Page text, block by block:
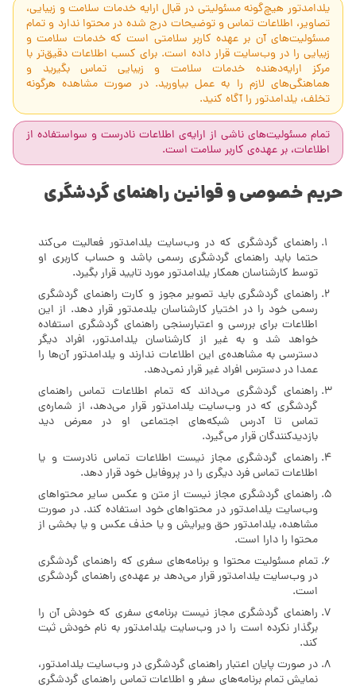
یلدامدتور هیچ‌گونه مسئولیتی در قبال ارایه خدمات سلامت و زیبایی،
تصاویر، اطلاعات تماس و توضیحات درج شده در محتوا ندارد و تمام
مسئولیت‌های آن بر عهده کاربر سلامتی است که خدمات سلامت و
زیبایی را در وب‌سایت قرار داده است. برای کسب اطلاعات دقیق‌تر با
مرکز ارایه‌دهنده خدمات سلامت و زیبایی تماس بگیرید و
هماهنگی‌های لازم را به عمل بیاورید. در صورت مشاهده هرگونه
تخلف، یلدامدتور را آگاه کنید.
تمام مسئولیت‌های ناشی از ارایه‌ی اطلاعات نادرست و سواستفاده از
اطلاعات، بر عهده‌ی کاربر سلامت است.
حریم خصوصی و قوانین راهنمای گردشگری
راهنمای گردشگری که در وب‌سایت یلدامدتور فعالیت می‌کند
حتما باید راهنمای گردشگری رسمی باشد و حساب کاربری او
توسط کارشناسان همکار یلدامدتور مورد تایید قرار بگیرد.
راهنمای گردشگری باید تصویر مجوز و کارت راهنمای گردشگری
رسمی خود را در اختیار کارشناسان یلدمدتور قرار دهد. از این
اطلاعات برای بررسی و اعتبارسنجی راهنمای گردشگری استفاده
خواهد شد و به غیر از کارشناسان یلدامدتور، افراد دیگر
دسترسی به مشاهده‌ی این اطلاعات ندارند و یلدامدتور آن‌ها را
عمدا در دسترس افراد غیر قرار نمی‌دهد.
راهنمای گردشگری می‌داند که تمام اطلاعات تماس راهنمای
گردشگری که در وب‌سایت یلدامدتور قرار می‌دهد، از شماره‌ی
تماس تا آدرس شبکه‌های اجتماعی او در معرض دید
بازدیدکنندگان قرار می‌گیرد.
راهنمای گردشگری مجاز نیست اطلاعات تماس نادرست و یا
اطلاعات تماس فرد دیگری را در پروفایل خود قرار دهد.
راهنمای گردشگری مجاز نیست از متن و عکس سایر محتواهای
وب‌سایت یلدامدتور در محتواهای خود استفاده کند. در صورت
مشاهده، یلدامدتور حق ویرایش و یا حذف عکس و یا بخشی از
محتوا را دارا است.
تمام مسئولیت محتوا و برنامه‌های سفری که راهنمای گردشگری
در وب‌سایت یلدامدتور قرار می‌دهد بر عهده‌ی راهنمای گردشگری
است.
راهنمای گردشگری مجاز نیست برنامه‌ی سفری که خودش آن را
برگذار نکرده است را در وب‌سایت یلدامدتور به نام خودش ثبت
کند.
در صورت پایان اعتبار راهنمای گردشگری در وب‌سایت یلدامدتور،
نمایش تمام برنامه‌های سفر و اطلاعات تماس راهنمای گردشگری